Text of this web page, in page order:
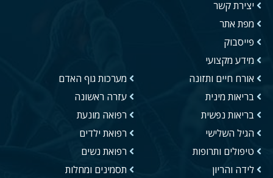
יצירת קשר
מפת אתר
פייסבוק
מידע מקצועי
אורח חיים ותזונה
בריאות מינית
בריאות נפשית
הגיל השלישי
טיפולים ותרופות
לידה והריון
מערכות גוף האדם
עזרה ראשונה
רפואה מונעת
רפואת ילדים
רפואת נשים
תסמינים ומחלות